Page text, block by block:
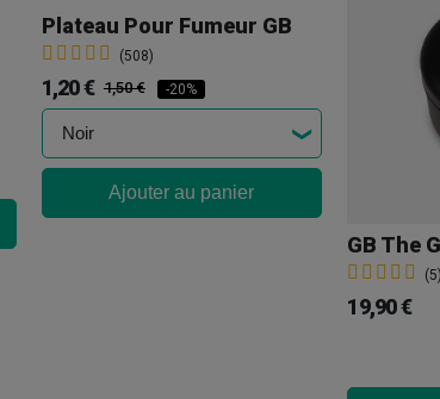
Plateau Pour Fumeur GB
(508)
1,20 € 1,50 € -20%
Ajouter au panier
(5)
19,90 €